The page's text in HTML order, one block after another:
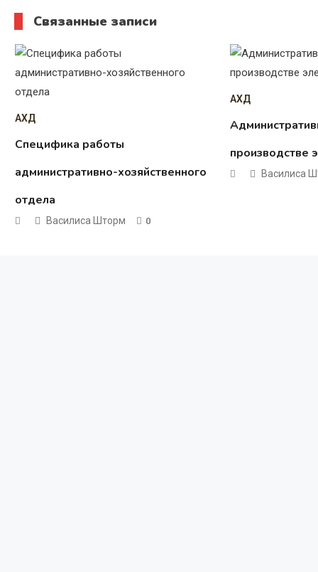
Связанные записи
АХД
Специфика работы
административно-хозяйственного
отдела
Василиса Шторм 0
АХД
производстве
Василиса